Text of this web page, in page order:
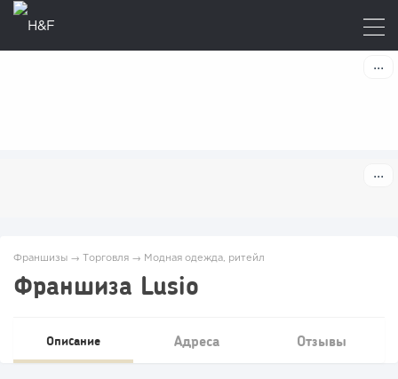
Франшизы → Торговля → Модная одежда, ритейл
Франшиза Lusio
Описание Адреса Отзывы